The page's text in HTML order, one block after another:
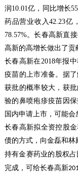
润 10.01亿，同比增长
药品营业收入42.23亿
78.57%。长春高新直
高新的高增长做出了贡
长春高新在2018年报
疫苗的上市准备。据
获批的概率较大，获
验的鼻喷疱疹疫苗因
国内申请上市，可能会
长春高新拟全资控股
债的方式，向金磊和林
持有金赛药业的股权占
完成，可给长春高新